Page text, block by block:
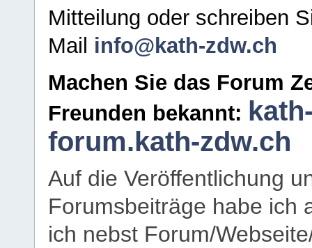
Mitteilung oder schreiben
Mail info@kath-zdw.ch
Machen Sie das Forum
Freunden bekannt:
forum.kath-zdw.ch
Auf die Veröffentlichung
Forumsbeiträge habe ich
ich nebst Forum/